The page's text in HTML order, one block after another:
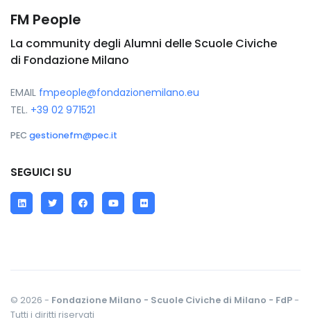
FM People
La community degli Alumni delle Scuole Civiche
di Fondazione Milano
EMAIL fmpeople@fondazionemilano.eu
TEL. +39 02 971521
PEC gestionefm@pec.it
SEGUICI SU
LinkedInTwitterFacebookYouTube
Flickr
© 2026 - Fondazione Milano - Scuole Civiche di Milano - FdP-
Tutti i diritti riservati